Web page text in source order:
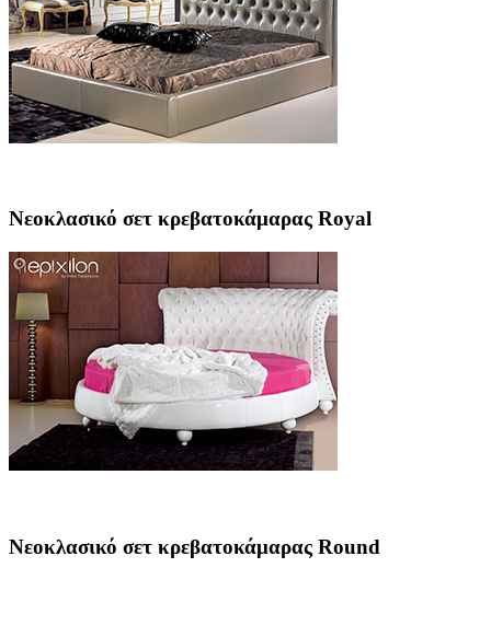
Νεοκλασικό σετ κρεβατοκάμαρας Royal
Νεοκλασικό σετ κρεβατοκάμαρας Round